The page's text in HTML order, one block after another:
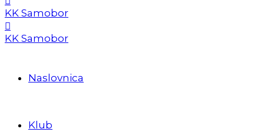
KK Samobor
KK Samobor
Naslovnica
Klub